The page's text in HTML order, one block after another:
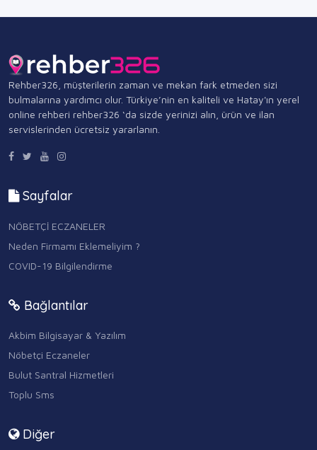
Rehber326, müşterilerin zaman ve mekan fark etmeden sizi
bulmalarına yardımcı olur. Türkiye’nin en kaliteli ve Hatay'ın yerel
online rehberi rehber326 ‘da sizde yerinizi alın, ürün ve ilan
servislerinden ücretsiz yararlanın.
Sayfalar
NÖBETÇİ ECZANELER
Neden Firmamı Eklemeliyim ?
COVID-19 Bilgilendirme
Bağlantılar
Akbim Bilgisayar & Yazılım
Nöbetçi Eczaneler
Bulut Santral Hizmetleri
Toplu Sms
Diğer